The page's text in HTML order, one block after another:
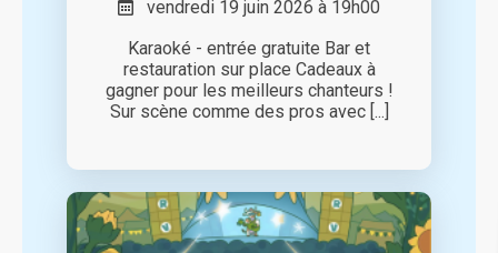
vendredi 19 juin 2026 à 19h00
Karaoké - entrée gratuite Bar et
restauration sur place Cadeaux à
gagner pour les meilleurs chanteurs !
Sur scène comme des pros avec [...]